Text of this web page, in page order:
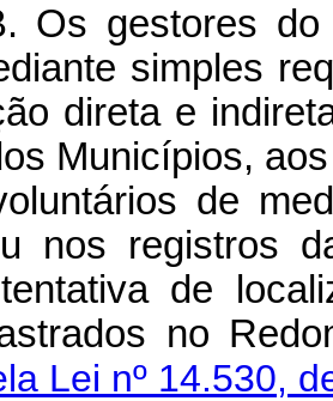
Os gestores
simples
direta e
Municípios,
de
nos registros
de
no
Lei nº 14.530,